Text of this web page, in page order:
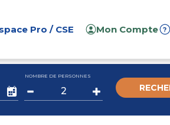
Pro / CSE Mon Compte ?
NOMBRE DE PERSONNES